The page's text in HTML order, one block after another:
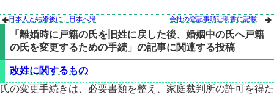
 会社の登記事項証明書に記載される役員の旧氏の登記と氏の変更 
「離婚時に戸籍の氏を旧姓に戻した後、婚姻中の氏へ戸籍
の氏を変更するための手続」の記事に関連する投稿
改姓に関するもの
氏の変更手続きは、必要書類を整え、家庭裁判所の許可を得た